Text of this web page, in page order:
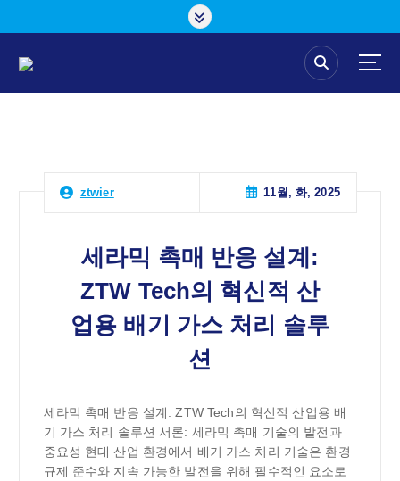
ztwier 11월, 화, 2025
세라믹 촉매 반응 설계:
ZTW Tech의 혁신적 산
업용 배기 가스 처리 솔루
션
세라믹 촉매 반응 설계: ZTW Tech의 혁신적 산업용 배
기 가스 처리 솔루션 서론: 세라믹 촉매 기술의 발전과
중요성 현대 산업 환경에서 배기 가스 처리 기술은 환경
규제 준수와 지속 가능한 발전을 위해 필수적인 요소로